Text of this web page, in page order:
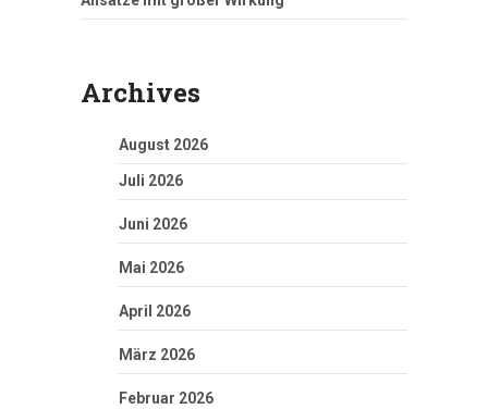
Archives
August 2026
Juli 2026
Juni 2026
Mai 2026
April 2026
März 2026
Februar 2026